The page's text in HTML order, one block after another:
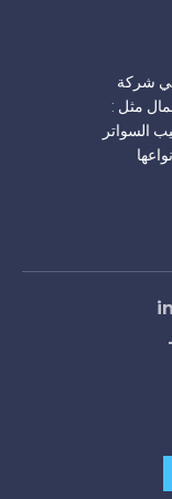
هي شركة
مثل :
السواتر